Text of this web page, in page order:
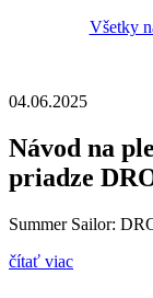
Všetky
04.06.2025
Návod na
priadze
Summer Sailor:
čítať viac